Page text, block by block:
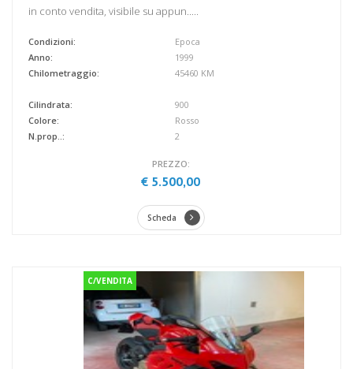
in conto vendita, visibile su appun.....
Condizioni:
Anno:
Chilometraggio:
Epoca
1999
45460 KM
Cilindrata:
Colore:
N.prop..:
900
Rosso
2
PREZZO:
€ 5.500,00
Scheda
C/VENDITA